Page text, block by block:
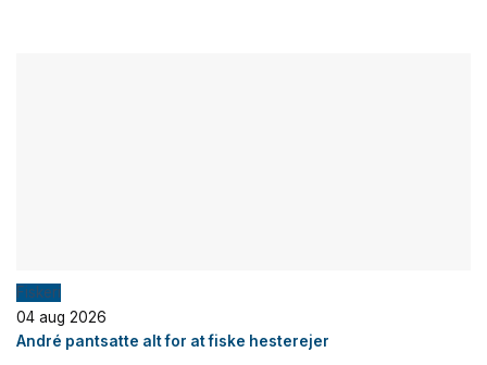
Fiskeri
04 aug 2026
André pantsatte alt for at fiske hesterejer